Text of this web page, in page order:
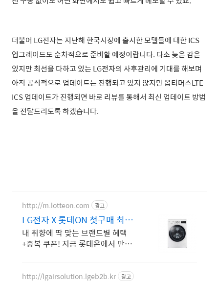
더불어 LG전자는 지난해 한국시장에 출시한 모델들에 대한 ICS
업그레이드도 순차적으로 준비할 예정이랍니다. 다소 늦은 감은
있지만 최선을 다하고 있는 LG전자의 사후관리에 기대를 해보며
아직 공식적으로 업데이트는 진행되고 있지 않지만 옵티머스LTE
ICS 업데이트가 진행되면 바로 리뷰를 통해서 최신 업데이트 방법
을 전달드리도록 하겠습니다.
http://m.lotteon.com 광고
LG전자 X 롯데ON 첫구매 최대
5천원 혜택!
내 취향에 딱 맞는 브랜드별 혜택
+중복 쿠폰! 지금 롯데온에서 만나
http://lgairsolution.lgeb2b.kr 광고